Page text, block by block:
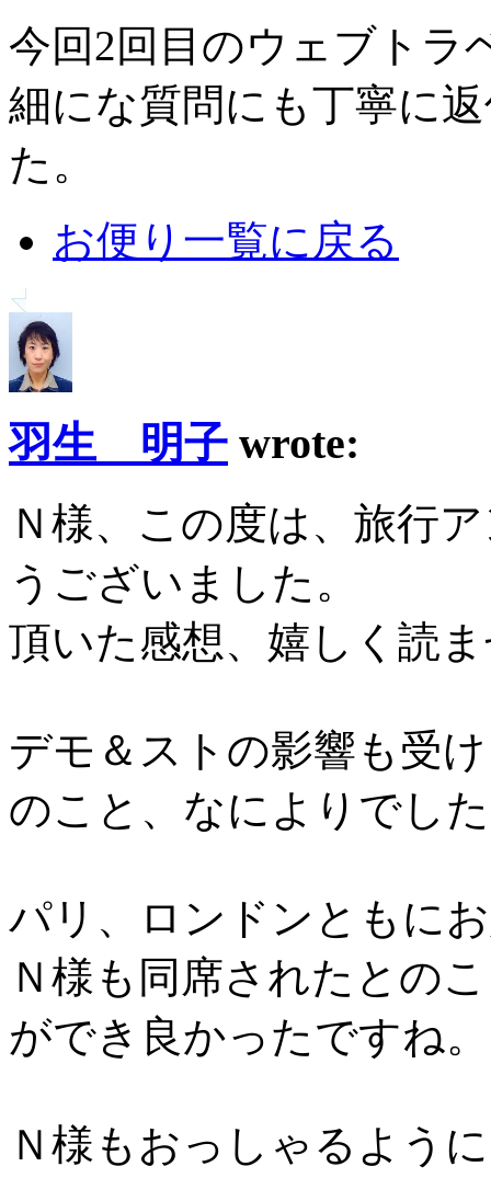
今回2回目のウェブトラ
細にな質問にも丁寧に
た。
お便り一覧に戻る
羽生 明子 wrote:
Ｎ様、この度は、旅行
うございました。
頂いた感想、嬉しく読
デモ＆ストの影響も受
のこと、なによりでし
パリ、ロンドンともに
Ｎ様も同席されたとの
ができ良かったですね。
Ｎ様もおっしゃるよう